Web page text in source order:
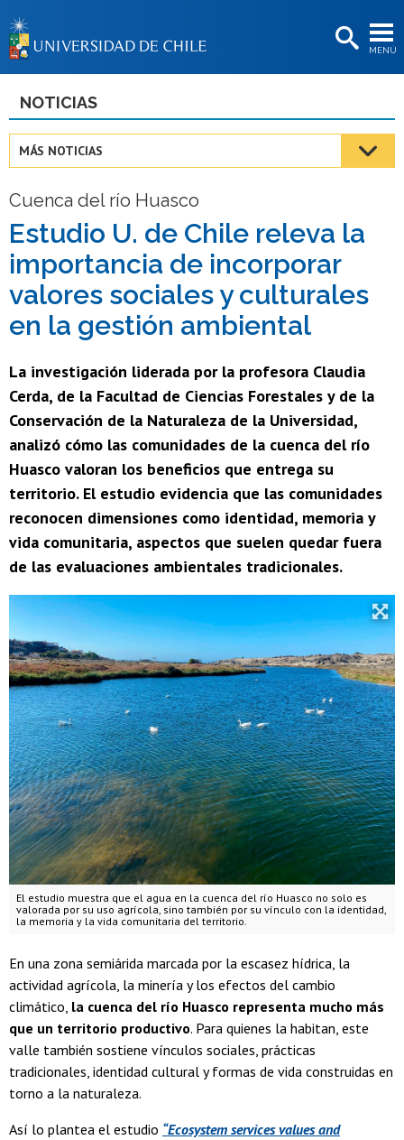
MENÚ
BIBLIOTECAS
Estudiantes
Académicas/os
Funcionarias/os
Egresadas/os
NOTICIAS
MÁS NOTICIAS
Cuenca del río Huasco
Estudio U. de Chile releva la
importancia de incorporar
valores sociales y culturales
en la gestión ambiental
La investigación liderada por la profesora Claudia
Cerda, de la Facultad de Ciencias Forestales y de la
Conservación de la Naturaleza de la Universidad,
analizó cómo las comunidades de la cuenca del río
Huasco valoran los beneficios que entrega su
territorio. El estudio evidencia que las comunidades
reconocen dimensiones como identidad, memoria y
vida comunitaria, aspectos que suelen quedar fuera
de las evaluaciones ambientales tradicionales.
El estudio muestra que el agua en la cuenca del río Huasco no solo es
valorada por su uso agrícola, sino también por su vínculo con la identidad,
la memoria y la vida comunitaria del territorio.
En una zona semiárida marcada por la escasez hídrica, la
actividad agrícola, la minería y los efectos del cambio
climático, la cuenca del río Huasco representa mucho más
que un territorio productivo. Para quienes la habitan, este
valle también sostiene vínculos sociales, prácticas
tradicionales, identidad cultural y formas de vida construidas en
torno a la naturaleza.
Así lo plantea el estudio “Ecosystem services values and